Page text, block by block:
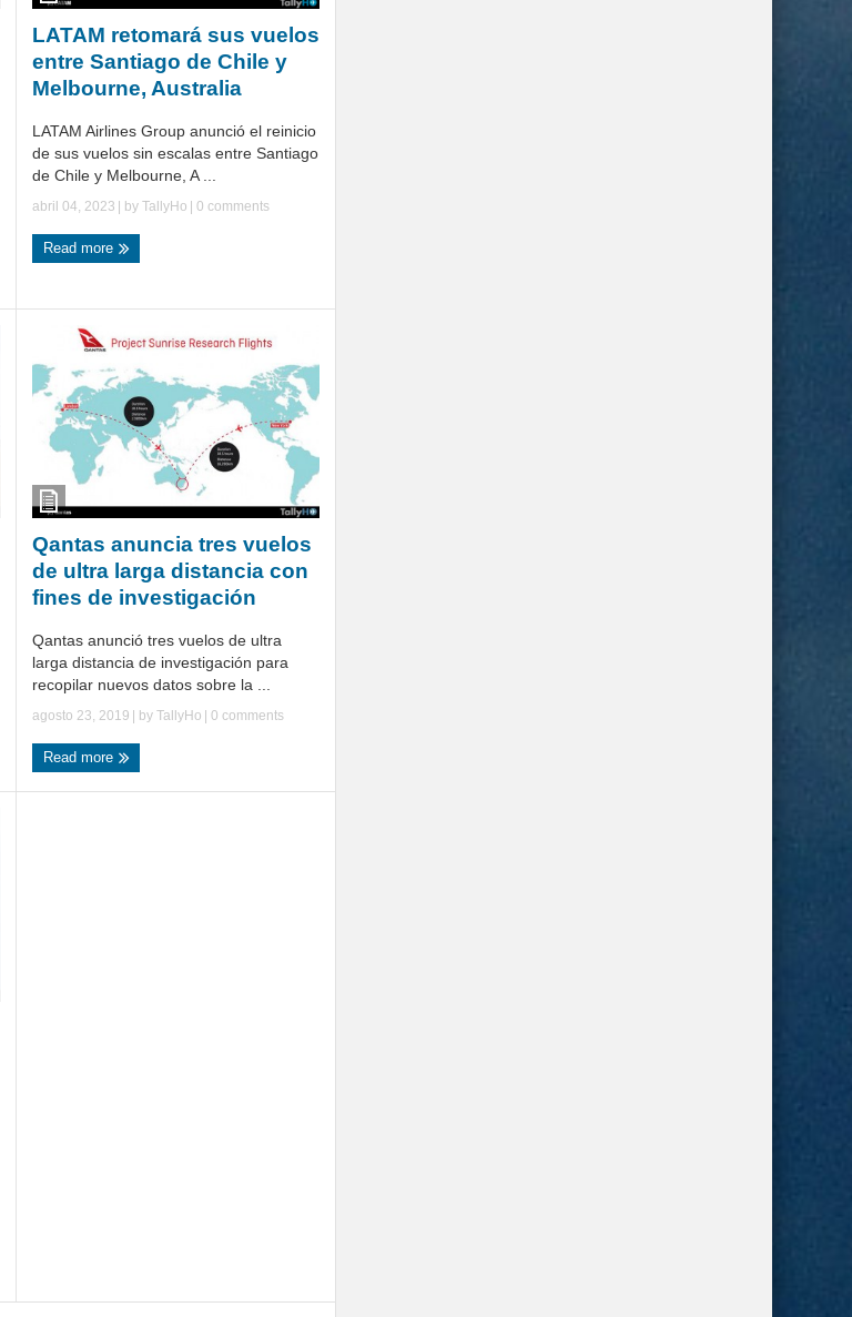
LATAM retomará sus vuelos
entre Santiago de Chile y
Melbourne, Australia
LATAM Airlines Group anunció el reinicio
de sus vuelos sin escalas entre Santiago
de Chile y Melbourne, A ...
abril 04, 2023 | by TallyHo 0 comments
Read more
Qantas anuncia tres vuelos
de ultra larga distancia con
fines de investigación
Qantas anunció tres vuelos de ultra
larga distancia de investigación para
recopilar nuevos datos sobre la ...
agosto 23, 2019 | by TallyHo 0 comments
Read more